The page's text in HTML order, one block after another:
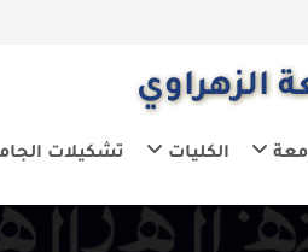
تشكيلات الجامعة